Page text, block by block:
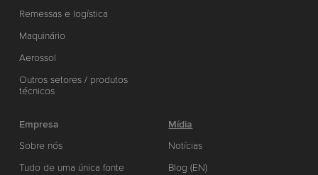
Remessas e logística
Maquinário
Aerossol
Outros setores / produtos
técnicos
Empresa
Sobre nós
Tudo de uma única fonte
Mídia
Notícias
Blog (EN)